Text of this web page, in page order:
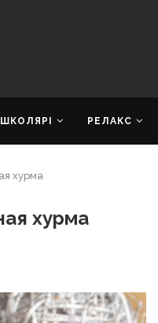
ШКОЛЯРІ РЕЛАКС
хурма
хурма